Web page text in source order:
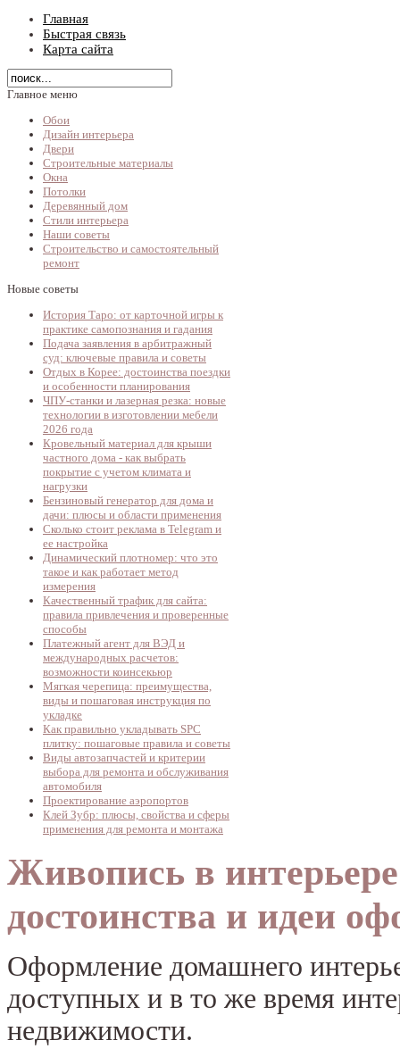
Главная
Быстрая связь
Карта сайта
Главное меню
Обои
Дизайн интерьера
Двери
Строительные материалы
Окна
Потолки
Деревянный дом
Стили интерьера
Наши советы
Строительство и самостоятельный
ремонт
Новые советы
История Таро: от карточной игры к
практике самопознания и гадания
Подача заявления в арбитражный
суд: ключевые правила и советы
Отдых в Корее: достоинства поездки
и особенности планирования
ЧПУ-станки и лазерная резка: новые
технологии в изготовлении мебели
2026 года
Кровельный материал для крыши
частного дома - как выбрать
покрытие с учетом климата и
нагрузки
Бензиновый генератор для дома и
дачи: плюсы и области применения
Сколько стоит реклама в Telegram и
ее настройка
Динамический плотномер: что это
такое и как работает метод
измерения
Качественный трафик для сайта:
правила привлечения и проверенные
способы
Платежный агент для ВЭД и
международных расчетов:
возможности коинсекьюр
Мягкая черепица: преимущества,
виды и пошаговая инструкция по
укладке
Как правильно укладывать SPC
плитку: пошаговые правила и советы
Виды автозапчастей и критерии
выбора для ремонта и обслуживания
автомобиля
Проектирование аэропортов
Клей Зубр: плюсы, свойства и сферы
применения для ремонта и монтажа
Живопись в
достоинства и идеи
Оформление домашнего
доступных и в то же время
недвижимости.